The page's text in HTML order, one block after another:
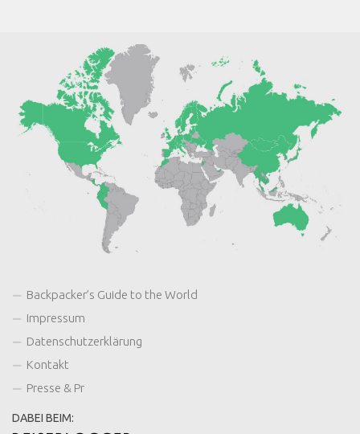
Backpacker’s Guide to the World
Impressum
Datenschutzerklärung
Kontakt
Presse & Pr
DABEI BEIM: